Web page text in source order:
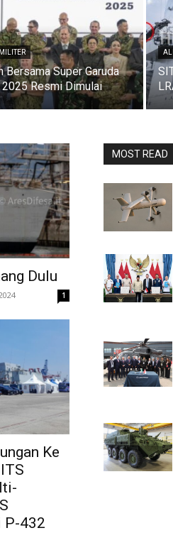
Bersama Super Garuda
Resmi Dimulai
Dulu
1
Ke
P-432
MOST READ